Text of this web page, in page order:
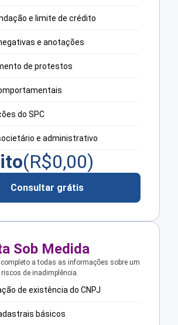
e limite de crédito
e anotações
de protestos
do SPC
e administrativo
(R$0,00)
Consultar grátis
Sob Medida
a todas as informações sobre um
riscos de inadimplência.
de existência do CNPJ
básicos